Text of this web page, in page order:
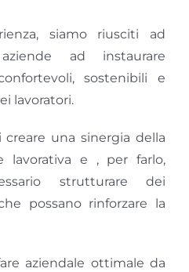
siamo riusciti ad
ad instaurare
sostenibili e
lavoratori.
creare una sinergia della
lavorativa e , per farlo,
strutturare dei
possano rinforzare la
aziendale ottimale da